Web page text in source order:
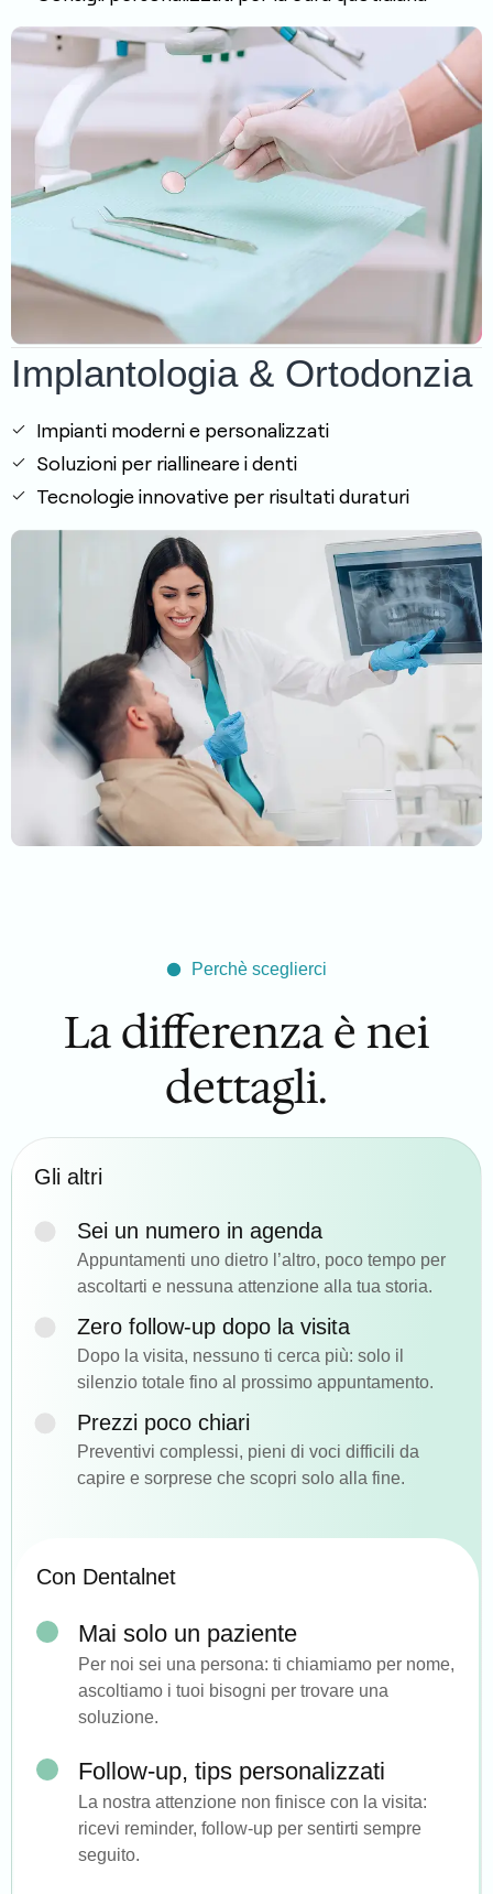
Implantologia & Ortodonzia
Impianti moderni e personalizzati
Soluzioni per riallineare i denti
Tecnologie innovative per risultati duraturi
Perchè sceglierci
La differenza è nei
dettagli.
Gli altri
Sei un numero in agenda
Appuntamenti uno dietro l’altro, poco tempo per
ascoltarti e nessuna attenzione alla tua storia.
Zero follow-up dopo la visita
Dopo la visita, nessuno ti cerca più: solo il
silenzio totale fino al prossimo appuntamento.
Prezzi poco chiari
Preventivi complessi, pieni di voci difficili da
capire e sorprese che scopri solo alla fine.
Con Dentalnet
Mai solo un paziente
Per noi sei una persona: ti chiamiamo per nome,
ascoltiamo i tuoi bisogni per trovare una
soluzione.
Follow-up, tips personalizzati
La nostra attenzione non finisce con la visita:
ricevi reminder, follow-up per sentirti sempre
seguito.